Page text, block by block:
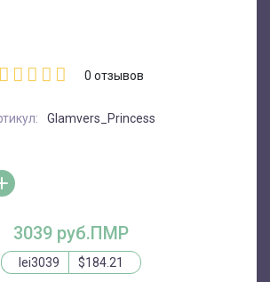
0 отзывов
Glamvers_Princess
3039 руб.ПМР
lei3039 $184.21